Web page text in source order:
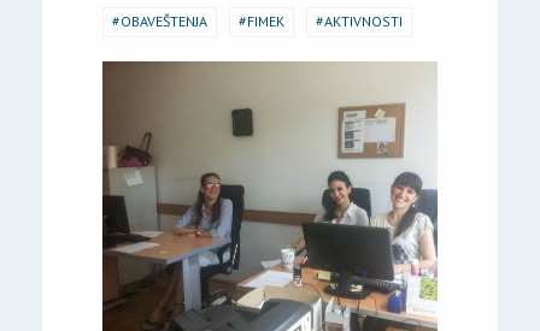
OBAVEŠTENJA FIMEK AKTIVNOSTI